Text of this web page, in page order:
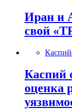
Иран и
свой
Каспий
оценка